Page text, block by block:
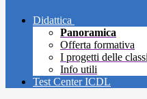
Didattica
Panoramica
Offerta formativa
I progetti delle classi
Info utili
Test Center ICDL